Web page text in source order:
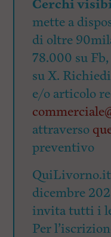
Cerchi
mette a
di oltre
78.000 su
su X.
e/o articolo
attraverso
preventivo
QuiLivorno.it
dicembre
invita tutti i
Per